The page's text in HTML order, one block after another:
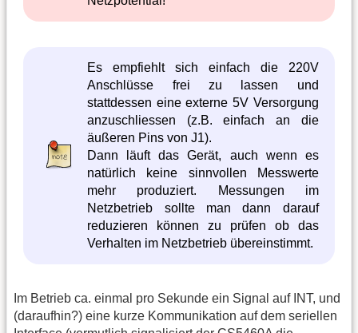
Es empfiehlt sich einfach die 220V
Anschlüsse frei zu lassen und
stattdessen eine externe 5V Versorgung
anzuschliessen (z.B. einfach an die
äußeren Pins von J1).
Dann läuft das Gerät, auch wenn es
natürlich keine sinnvollen Messwerte
mehr produziert. Messungen im
Netzbetrieb sollte man dann darauf
reduzieren können zu prüfen ob das
Verhalten im Netzbetrieb übereinstimmt.
Im Betrieb ca. einmal pro Sekunde ein Signal auf INT, und
(daraufhin?) eine kurze Kommunikation auf dem seriellen